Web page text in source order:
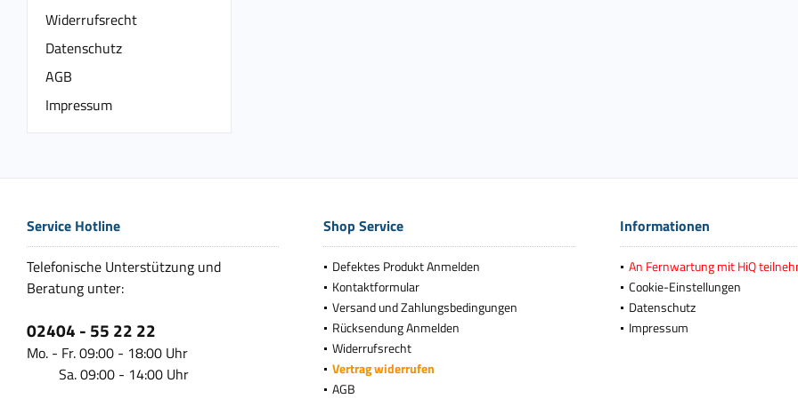
Widerrufsrecht
Datenschutz
AGB
Impressum
Service Hotline
Telefonische Unterstützung und
Beratung unter:
02404 - 55 22 22
Mo. - Fr. 09:00 - 18:00 Uhr
Sa. 09:00 - 14:00 Uhr
Shop Service
Defektes Produkt Anmelden
Kontaktformular
Versand und Zahlungsbedingungen
Rücksendung Anmelden
Widerrufsrecht
Vertrag widerrufen
AGB
Informationen
An Fernwartung mit HiQ
Cookie-Einstellungen
Datenschutz
Impressum